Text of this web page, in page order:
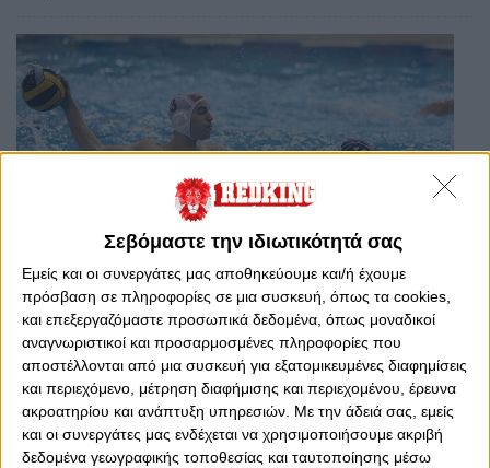
Σεβόμαστε την ιδιωτικότητά σας
Εμείς και οι συνεργάτες μας αποθηκεύουμε και/ή έχουμε
πρόσβαση σε πληροφορίες σε μια συσκευή, όπως τα cookies,
και επεξεργαζόμαστε προσωπικά δεδομένα, όπως μοναδικοί
αναγνωριστικοί και προσαρμοσμένες πληροφορίες που
αποστέλλονται από μια συσκευή για εξατομικευμένες διαφημίσεις
και περιεχόμενο, μέτρηση διαφήμισης και περιεχομένου, έρευνα
ακροατηρίου και ανάπτυξη υπηρεσιών. Με την άδειά σας, εμείς
και οι συνεργάτες μας ενδέχεται να χρησιμοποιήσουμε ακριβή
δεδομένα γεωγραφικής τοποθεσίας και ταυτοποίησης μέσω
Σάββατο, 14 Μαΐου 2022 - 16:37
Ολυμπιακός-Απόλλων 15-8
(Τελικό)
Ο Θρύλος στο πόλο Ανδρών ρίχνεται στα ημιτελικά του
πρωταθλήματος και βλέπει νταμπλ! Πάμε ζωντανά στο
Παπαστράτειο!